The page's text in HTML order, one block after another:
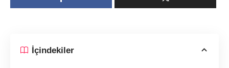
İçindekiler